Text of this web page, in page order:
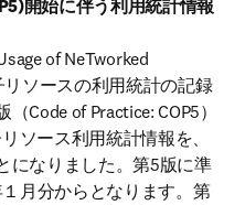
開始に伴う利用統計情報
of NeTworked
ソースの利用統計の記録
Code of Practice: COP5）
ソース利用統計情報を、
になりました。第5版に準
月分からとなります。第